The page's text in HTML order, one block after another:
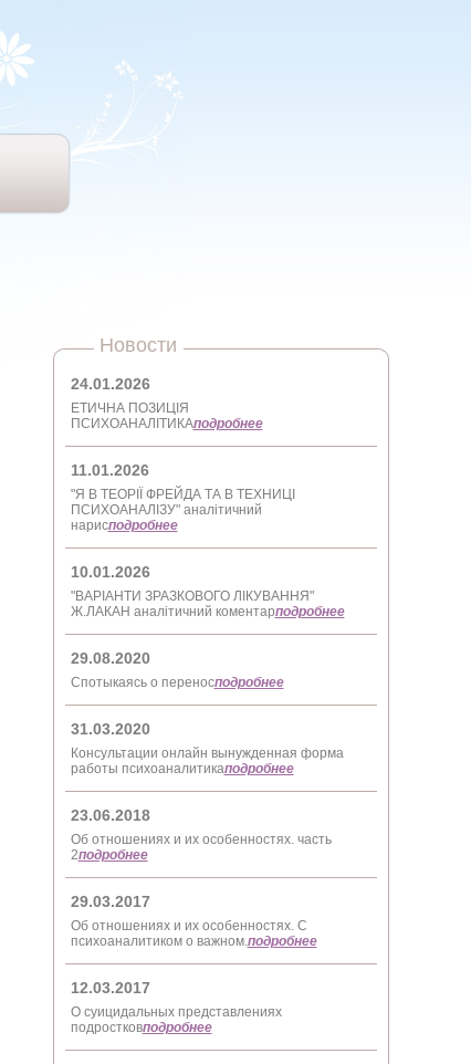
Новости
24.01.2026
ЕТИЧНА ПОЗИЦІЯ
ПСИХОАНАЛІТИКАподробнее
11.01.2026
"Я В ТЕОРІЇ ФРЕЙДА ТА В ТЕХНИЦІ
ПСИХОАНАЛІЗУ" аналітичний
нарисподробнее
10.01.2026
"ВАРІАНТИ ЗРАЗКОВОГО ЛІКУВАННЯ"
Ж.ЛАКАН аналітичний коментарподробнее
29.08.2020
Спотыкаясь о переносподробнее
31.03.2020
Консультации онлайн вынужденная форма
работы психоаналитикаподробнее
23.06.2018
Об отношениях и их особенностях. часть
2подробнее
29.03.2017
Об отношениях и их особенностях. С
психоаналитиком о важном.подробнее
12.03.2017
О суицидальных представлениях
подростковподробнее